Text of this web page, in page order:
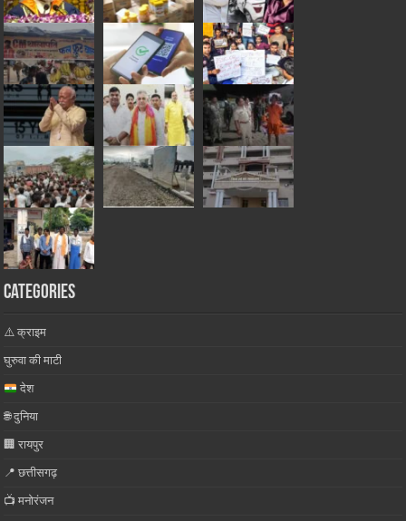
Categories
⚠️ क्राइम
घुरुवा की माटी
देश
🌐 दुनिया
🏢 रायपुर
📍 छत्तीसगढ़
📺 मनोरंजन